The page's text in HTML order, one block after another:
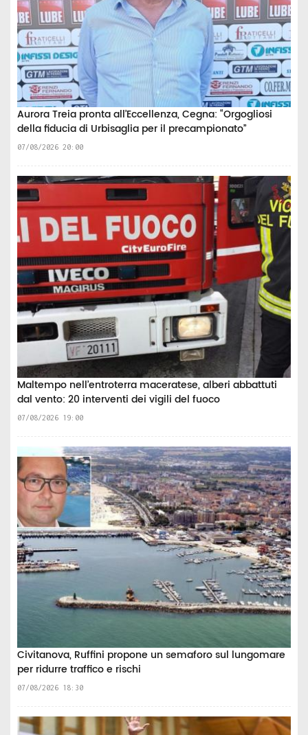
Aurora Treia pronta all’Eccellenza, Cegna: “Orgogliosi
della fiducia di Urbisaglia per il precampionato”
07/08/2026 20:00
Maltempo nell’entroterra maceratese, alberi abbattuti
dal vento: 20 interventi dei vigili del fuoco
07/08/2026 19:00
Civitanova, Ruffini propone un semaforo sul lungomare
per ridurre traffico e rischi
07/08/2026 18:30